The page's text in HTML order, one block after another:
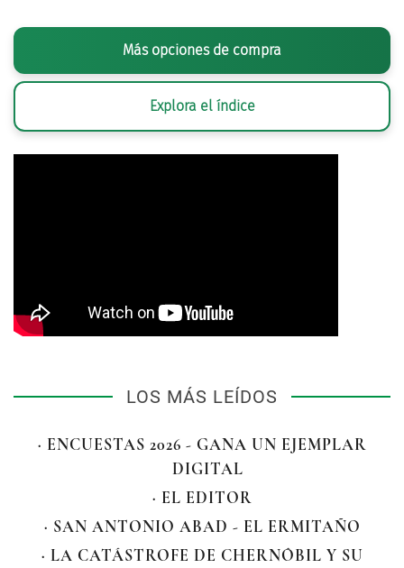
Más opciones de compra
Explora el índice
LOS MÁS LEÍDOS
· ENCUESTAS 2026 - GANA UN EJEMPLAR
DIGITAL
· EL EDITOR
· SAN ANTONIO ABAD - EL ERMITAÑO
· LA CATÁSTROFE DE CHERNÓBIL Y SU